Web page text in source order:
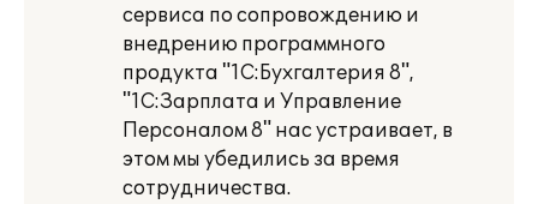
сервиса по сопровождению и
внедрению программного
продукта "1С:Бухгалтерия 8",
"1С:Зарплата и Управление
Персоналом 8" нас устраивает, в
этом мы убедились за время
сотрудничества.